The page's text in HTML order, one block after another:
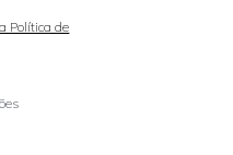
Política de